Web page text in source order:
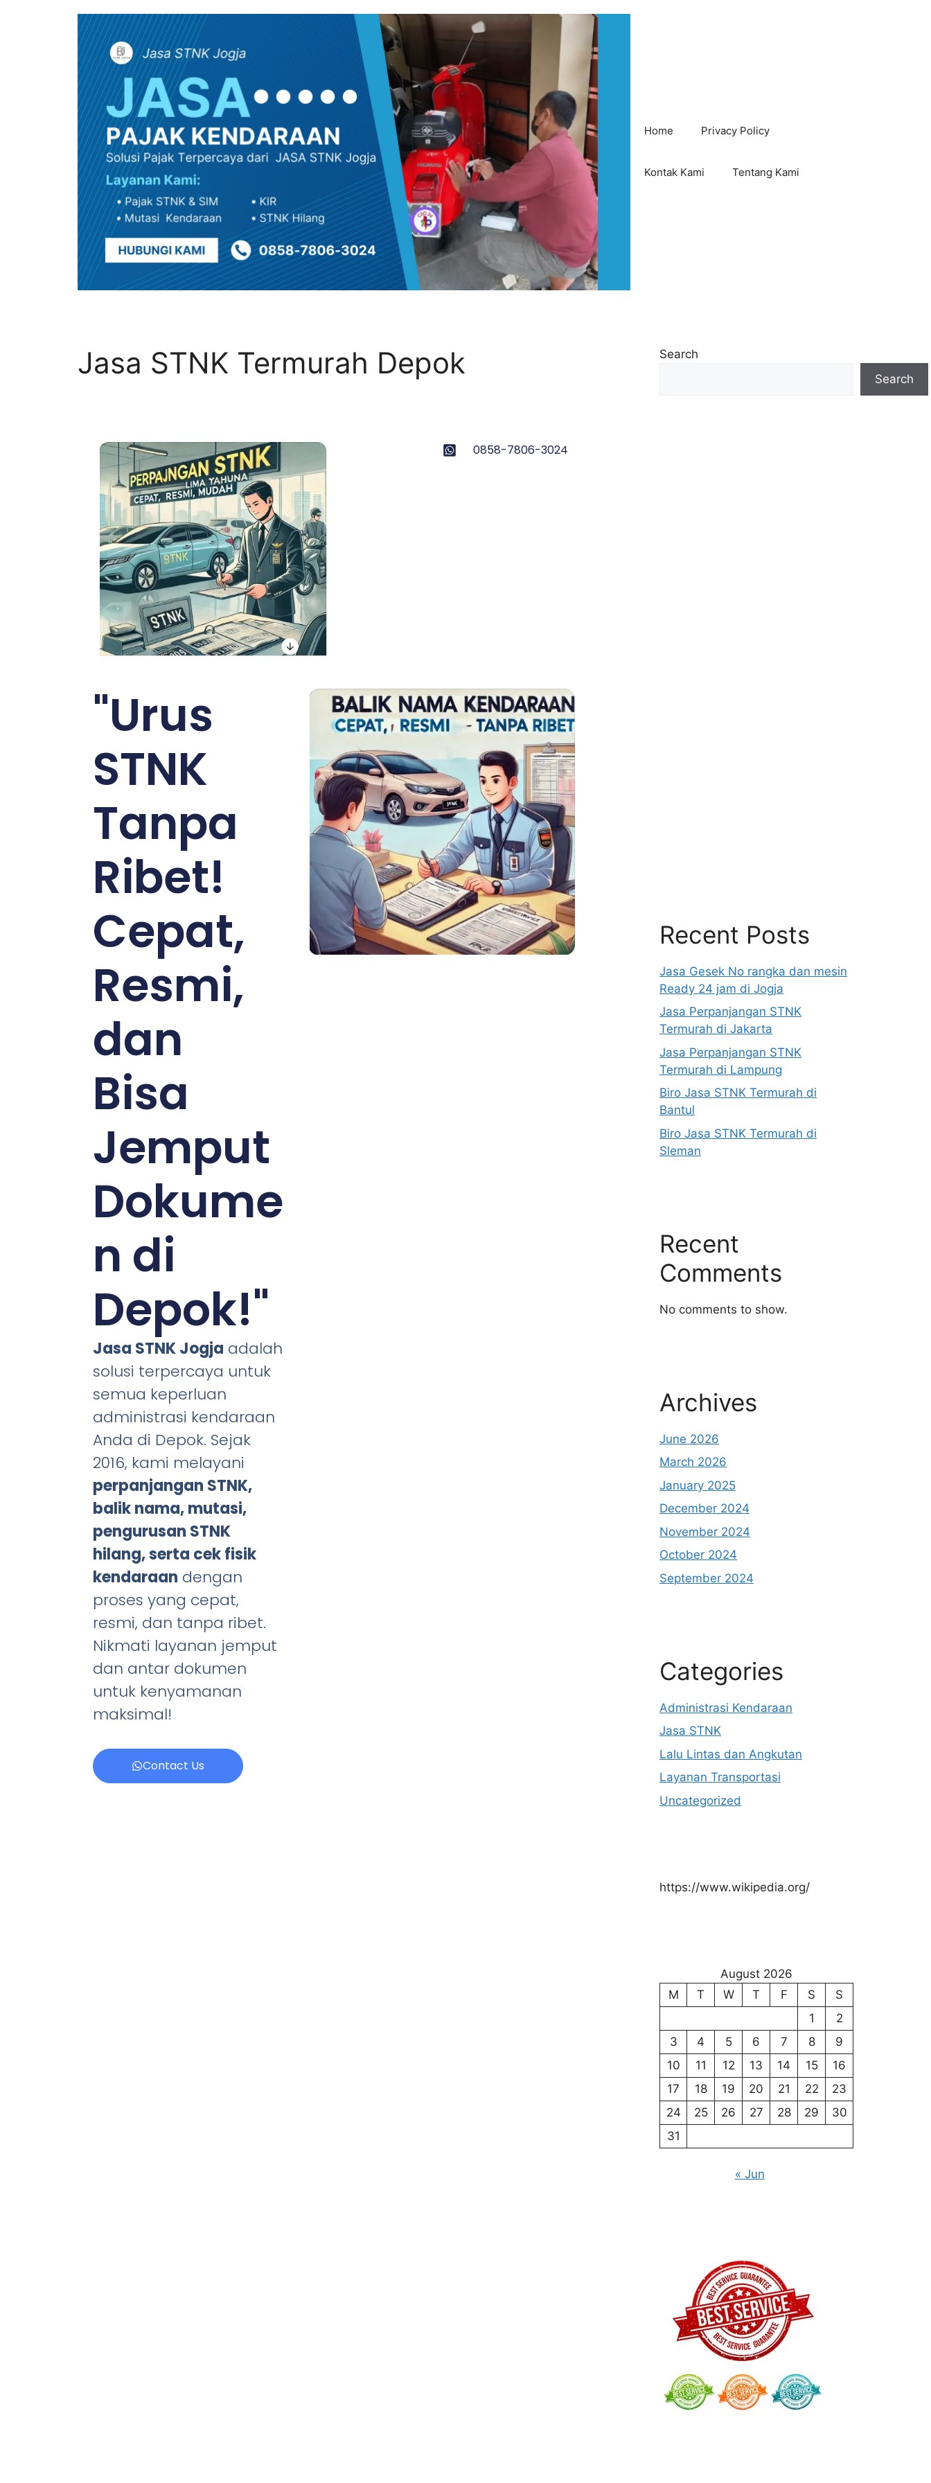
Home Privacy Policy
Kontak Kami Tentang Kami
Jasa STNK Termurah Depok
0858-7806-3024
"Urus
STNK
Tanpa
Ribet!
Cepat,
Resmi,
dan
Bisa
Jemput
Dokume
n di
Depok!"
Jasa STNK Jogja adalah
solusi terpercaya untuk
semua keperluan
administrasi kendaraan
Anda di Depok. Sejak
2016, kami melayani
perpanjangan STNK,
balik nama, mutasi,
pengurusan STNK
hilang, serta cek fisik
kendaraan dengan
proses yang cepat,
resmi, dan tanpa ribet.
Nikmati layanan jemput
dan antar dokumen
untuk kenyamanan
maksimal!
Contact Us
Search
Search
Recent Posts
Jasa Gesek No rangka dan mesin
Ready 24 jam di Jogja
Jasa Perpanjangan STNK
Termurah di Jakarta
Jasa Perpanjangan STNK
Termurah di Lampung
Biro Jasa STNK Termurah di
Bantul
Biro Jasa STNK Termurah di
Sleman
Recent
Comments
No comments to show.
Archives
June 2026
March 2026
January 2025
December 2024
November 2024
October 2024
September 2024
Categories
Administrasi Kendaraan
Jasa STNK
Lalu Lintas dan Angkutan
Layanan Transportasi
Uncategorized
https://www.wikipedia.org/
August 2026
M
T W T F S
S
1
2
3
4 5 6 7 8
9
10
11 12 13 14 15
16
17
18 19 20 21 22
23
24
25 26 27 28 29
30
31
« Jun